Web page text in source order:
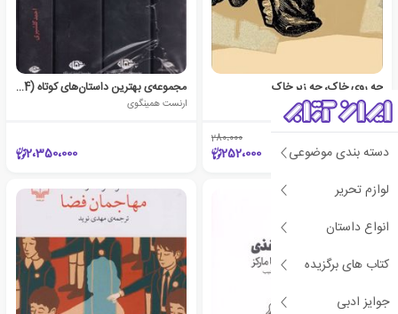
دسته بندی موضوعی
لوازم تحریر
انواع داستان
کتاب های برگزیده
جوایز ادبی
چه روی خاک، چه زیر خاک
آنا پائولا مایا
280،000
252،000
مجموعه‌ی بهترین داستان‌های کوتاه (4 جلدی)
ارنست همینگوی
2،350،000